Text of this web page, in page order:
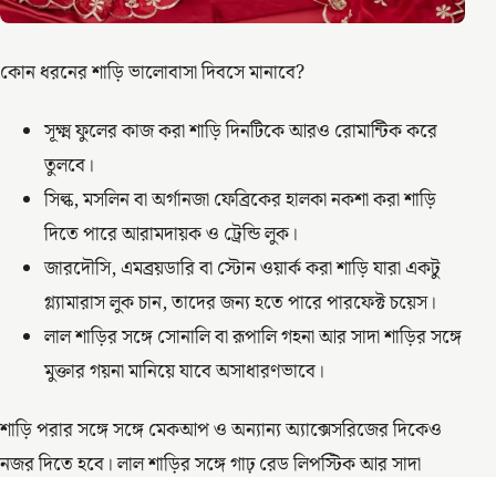
কোন ধরনের শাড়ি ভালোবাসা দিবসে মানাবে?
সূক্ষ্ম ফুলের কাজ করা শাড়ি দিনটিকে আরও রোমান্টিক করে
তুলবে।
সিল্ক, মসলিন বা অর্গানজা ফেব্রিকের হালকা নকশা করা শাড়ি
দিতে পারে আরামদায়ক ও ট্রেন্ডি লুক।
জারদৌসি, এমব্রয়ডারি বা স্টোন ওয়ার্ক করা শাড়ি যারা একটু
গ্ল্যামারাস লুক চান, তাদের জন্য হতে পারে পারফেক্ট চয়েস।
লাল শাড়ির সঙ্গে সোনালি বা রূপালি গহনা আর সাদা শাড়ির সঙ্গে
মুক্তার গয়না মানিয়ে যাবে অসাধারণভাবে।
শাড়ি পরার সঙ্গে সঙ্গে মেকআপ ও অন্যান্য অ্যাক্সেসরিজের দিকেও
নজর দিতে হবে। লাল শাড়ির সঙ্গে গাঢ় রেড লিপস্টিক আর সাদা